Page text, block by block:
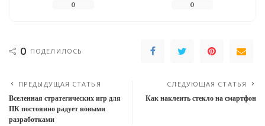
0 0
0 ПОДЕЛИЛОСЬ
ПРЕДЫДУЩАЯ СТАТЬЯ
Вселенная стратегических игр для
ПК постоянно радует новыми
разработками
СЛЕДУЮЩАЯ СТАТЬЯ
Как наклеить стекло на смартфон